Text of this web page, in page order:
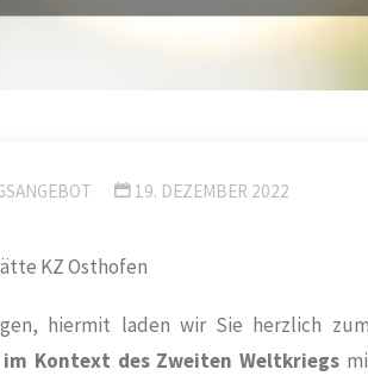
19. DEZEMBER 2022
KZ Osthofen
hiermit laden wir Sie herzlich
im Kontext des Zweiten Weltkriegs